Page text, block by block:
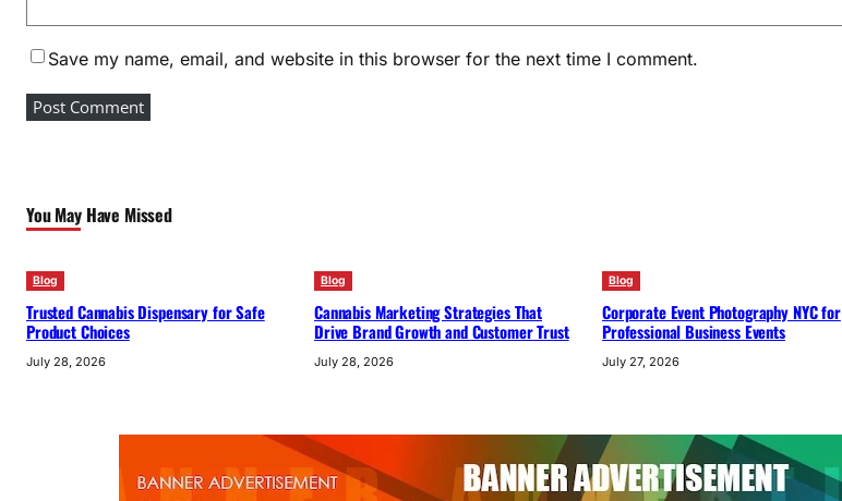
Save my name, email, and website in this browser for the next time I comment.
You May Have Missed
Blog
Trusted Cannabis Dispensary for Safe
Product Choices
July 28, 2026
Blog
Cannabis Marketing Strategies That
Drive Brand Growth and Customer Trust
July 28, 2026
Blog
Corporate Event Photography NYC for
Professional Business Events
July 27, 2026